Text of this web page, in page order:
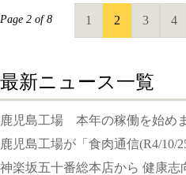
Page 2 of 8 1 2 3 4
最新ニュース一覧
鹿児島工場 本年の稼働を始め
鹿児島工場が「食肉通信(R4/10/
神楽坂五十番総本店から 健康志